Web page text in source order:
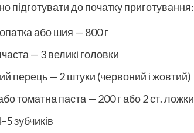
підготувати до початку приготування:
або шия — 800 г
— 3 великі головки
перець — 2 штуки (червоний і жовтий)
томатна паста — 200 г або 2 ст. ложки
зубчиків